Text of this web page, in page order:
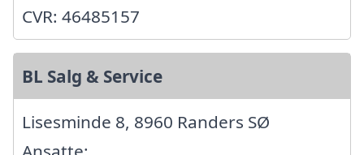
CVR: 46485157
BL Salg & Service
Lisesminde 8, 8960 Randers SØ